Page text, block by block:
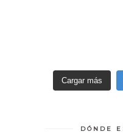
Cargar más
DÓNDE